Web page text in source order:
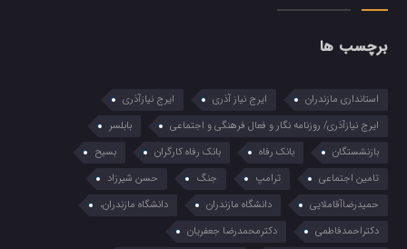
برچسب ها
استانداری مازندران ایرج نیاز آذری
ایرج نیازآذری
ایرج نیازآذری/ روزنامه نگار و فعال فرهنگی و اجتماعی
بابلسر
بازنشستگان
بانک رفاه بانک رفاه کارگران
بسیح
تامین اجتماعی
ترامپ جنگ
حسن شیرزاد
حمیدرضاآقاملایی
دانشگاه مازندران
دانشگاه مازندران،
دکتراحمدفاطمی
دکترمحمدرضا جعفریان